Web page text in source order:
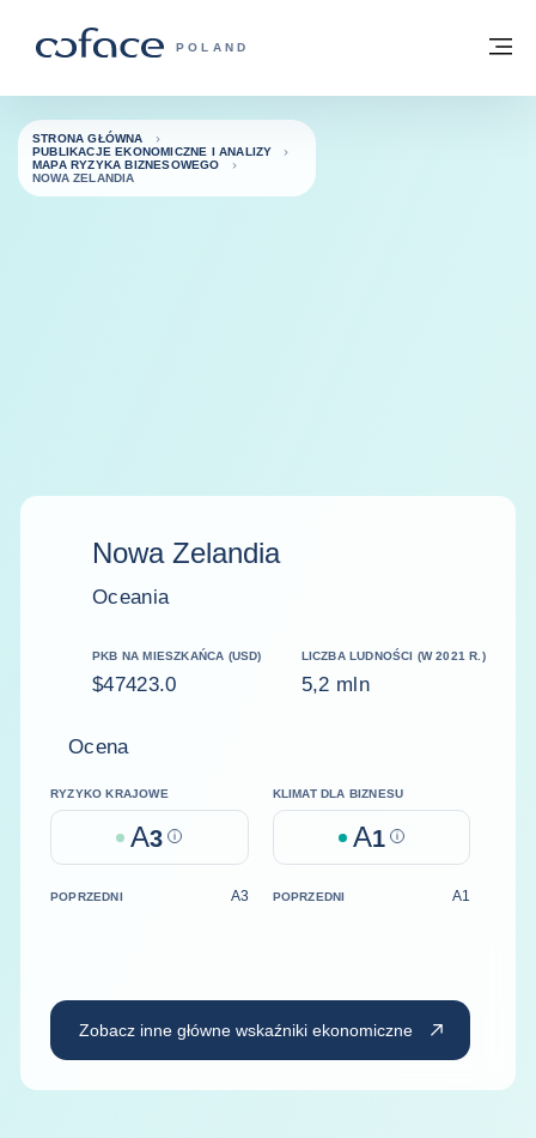
COFACE FOR TRADE - STRONA
POLAND
Powrót do strony głównej
STRONA GŁÓWNA
PUBLIKACJE EKONOMICZNE I ANALIZY
MAPA RYZYKA BIZNESOWEGO
NOWA ZELANDIA
Nowa Zelandia
Oceania
PKB NA MIESZKAŃCA (USD)
$47423.0
LICZBA LUDNOŚCI (W 2021 R.)
5,2 mln
Ocena
RYZYKO KRAJOWE
A3 Help
KLIMAT DLA BIZNESU
A1 Help
POPRZEDNI A3 POPRZEDNI A1
Zobacz inne główne wskaźniki ekonomiczne